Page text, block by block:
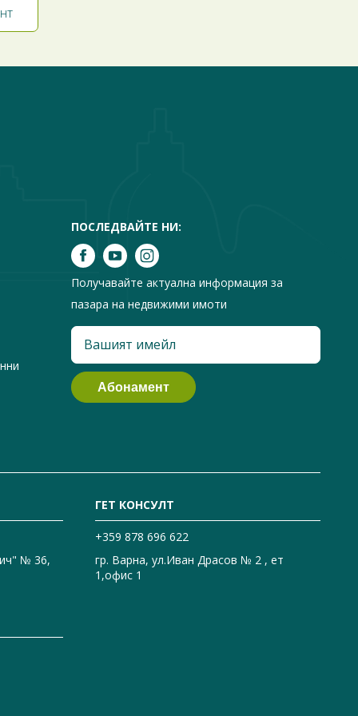
ПОСЛЕДВАЙТЕ НИ:
Получавайте актуална информация за
пазара на недвижими имоти
№ 36,
ГЕТ КОНСУЛТ
+359 878 696 622
гр. Варна, ул.Иван Драсов № 2 , ет
1,офис 1